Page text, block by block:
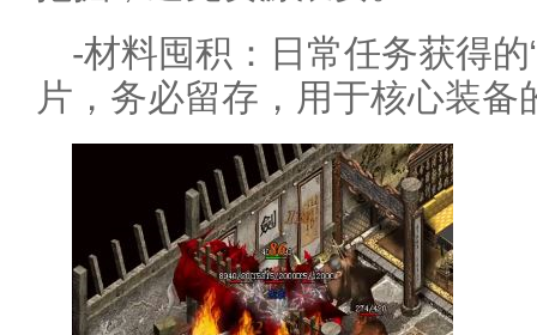
-材料囤积：日常任务获得
片，务必留存，用于核心装备